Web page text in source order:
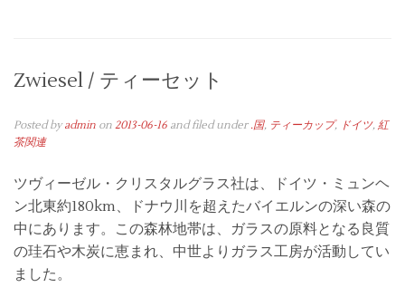
Zwiesel / ティーセット
Posted byadmin on 2013-06-16 and filed under .国, ティーカップ, ドイツ, 紅
茶関連
ツヴィーゼル・クリスタルグラス社は、ドイツ・ミュンヘ
ン北東約180km、ドナウ川を超えたバイエルンの深い森の
中にあります。この森林地帯は、ガラスの原料となる良質
の珪石や木炭に恵まれ、中世よりガラス工房が活動してい
ました。